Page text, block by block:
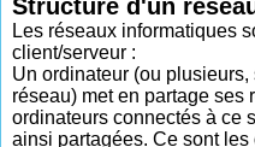
Structure d'un
Les réseaux informatiques
client/serveur :
Un ordinateur (ou
réseau) met en partage ses
ordinateurs connectés à ce
ainsi partagées. Ce sont les